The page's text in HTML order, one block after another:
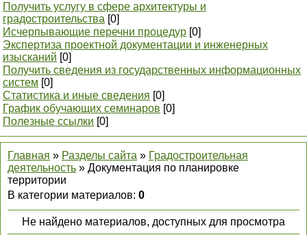
Получить услугу в сфере архитектуры и
градостроительства [0]
Исчерпывающие перечни процедур [0]
Экспертиза проектной документации и инженерных
изысканий [0]
Получить сведения из государственных информационных
систем [0]
Статистика и иные сведения [0]
График обучающих семинаров [0]
Полезные ссылки [0]
Главная » Разделы сайта » Градостроительная
деятельность » Документация по планировке
территории
В категории материалов: 0
Не найдено материалов, доступных для просмотра